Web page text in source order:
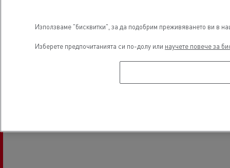
Използваме "бисквитки", за да подобрим преживяването ви в
Изберете предпочитанията си по-долу или научете повече за